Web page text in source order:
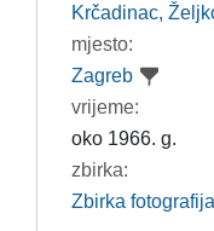
Krčadinac,
mjesto:
Zagreb
vrijeme:
oko 1966. g.
zbirka:
Zbirka